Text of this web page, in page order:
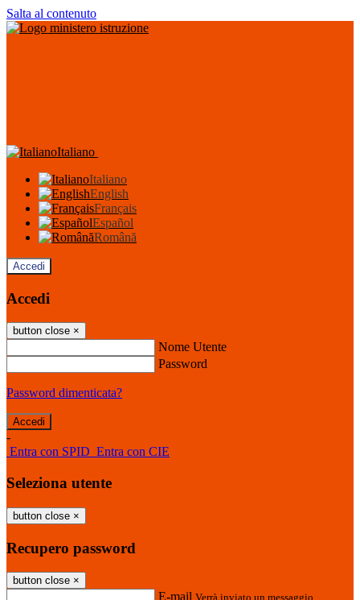
Salta al contenuto
Italiano
Italiano
English
Français
Español
Română
Accedi
Accedi
button close ×
Nome Utente
Password
Password dimenticata?
-
Entra con SPID Entra con CIE
Seleziona utente
button close ×
Recupero password
button close ×
E-mail Verrà inviato un messaggio